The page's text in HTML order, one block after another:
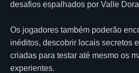
desafios espalhados por Valle
Os jogadores também poderão
inéditos, descobrir locais secretos
criadas para testar até mesmo os
experientes.